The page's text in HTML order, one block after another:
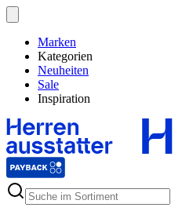
Marken
Kategorien
Neuheiten
Sale
Inspiration